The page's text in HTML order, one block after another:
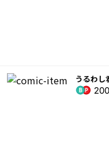
うるわ
200